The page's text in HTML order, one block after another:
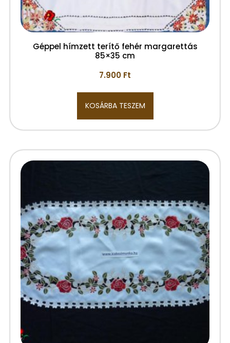
Géppel hímzett terítő fehér margarettás
85×35 cm
7.900 Ft
KOSÁRBA TESZEM